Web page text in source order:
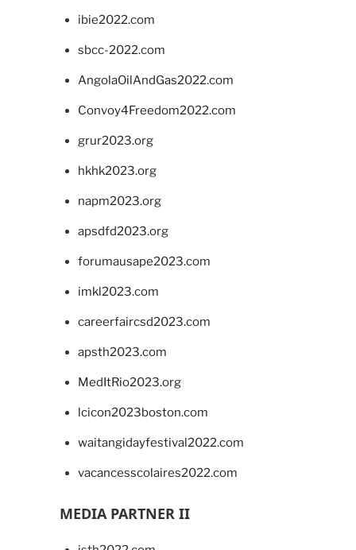
ibie2022.com
sbcc-2022.com
AngolaOilAndGas2022.com
Convoy4Freedom2022.com
grur2023.org
hkhk2023.org
napm2023.org
apsdfd2023.org
forumausape2023.com
imkl2023.com
careerfaircsd2023.com
apsth2023.com
MedItRio2023.org
lcicon2023boston.com
waitangidayfestival2022.com
vacancesscolaires2022.com
MEDIA PARTNER II